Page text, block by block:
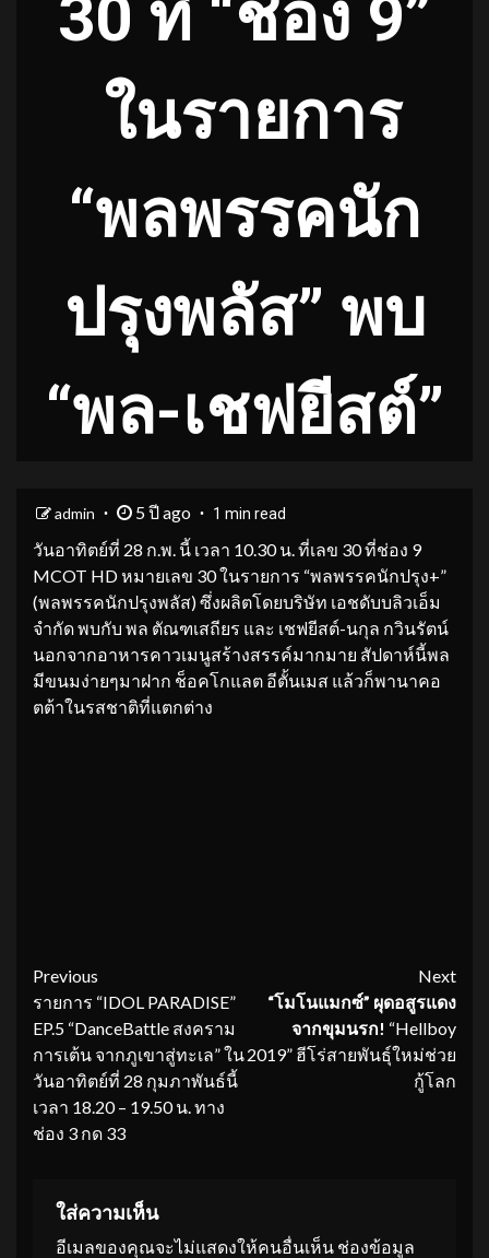
30 ที่ “ช่อง 9”
ในรายการ
“พลพรรคนัก
ปรุงพลัส” พบ
“พล-เชฟยีสต์”
admin 5 ปี ago 1 min read
วันอาทิตย์ที่ 28 ก.พ. นี้ เวลา 10.30 น. ที่เลข 30 ที่ช่อง 9
MCOT HD หมายเลข 30 ในรายการ “พลพรรคนักปรุง+”
(พลพรรคนักปรุงพลัส) ซึ่งผลิตโดยบริษัท เอชดับบลิวเอ็ม
จำกัด พบกับ พล ตัณฑเสถียร และ เชฟยีสต์-นกุล กวินรัตน์
นอกจากอาหารคาวเมนูสร้างสรรค์มากมาย สัปดาห์นี้พล
มีขนมง่ายๆมาฝาก ช็อคโกแลต อีตั้นเมส แล้วก็พานาคอ
ตต้าในรสชาติที่แตกต่าง
Continue
Reading
Previous
รายการ “IDOL PARADISE”
EP.5 “DanceBattle สงคราม
การเต้น จากภูเขาสู่ทะเล” ใน
วันอาทิตย์ที่ 28 กุมภาพันธ์นี้
เวลา 18.20 – 19.50 น. ทาง
ช่อง 3 กด 33
Next
“โมโนแมกซ์” ผุดอสูรแดง
จากขุมนรก! “Hellboy
2019” ฮีโร่สายพันธุ์ใหม่ช่วย
กู้โลก
ใส่ความเห็น
อีเมลของคุณจะไม่แสดงให้คนอื่นเห็น ช่องข้อมูล